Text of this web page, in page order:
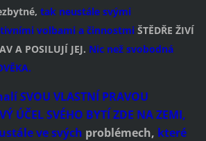
tak neustále svými
volbami a činnostmi ŠTĚDŘE ŽIVÍ
A POSILUJÍ JEJ. Nic než svobodná
SVOU VLASTNÍ PRAVOU
ÚČEL SVÉHO BYTÍ ZDE NA ZEMI,
ve svých problémech, které